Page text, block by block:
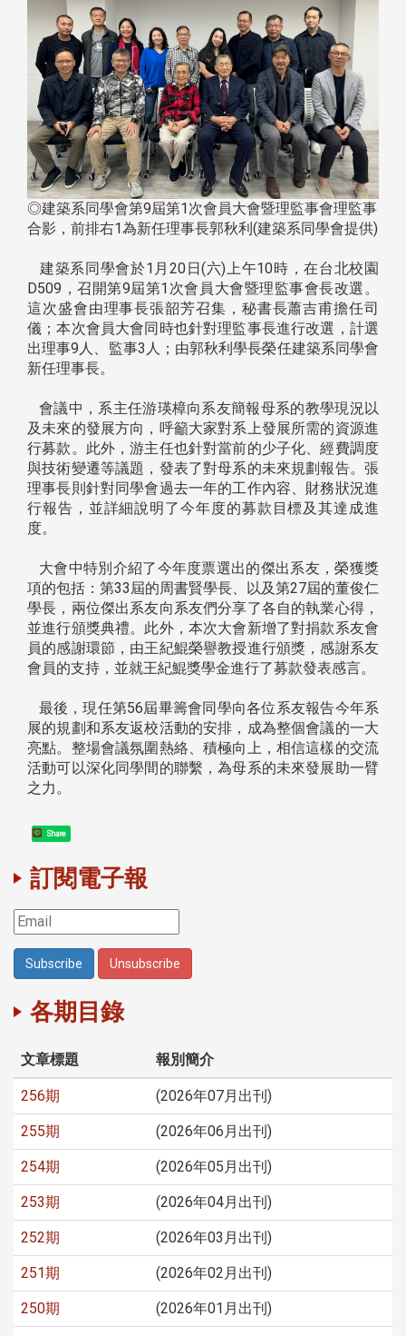
◎建築系同學會第9屆第1次會員大會暨理監事會理監事
合影，前排右1為新任理事長郭秋利(建築系同學會提供)
建築系同學會於1月20日(六)上午10時，在台北校園
D509，召開第9屆第1次會員大會暨理監事會長改選。
這次盛會由理事長張韶芳召集，秘書長蕭吉甫擔任司
儀；本次會員大會同時也針對理監事長進行改選，計選
出理事9人、監事3人；由郭秋利學長榮任建築系同學會
新任理事長。
會議中，系主任游瑛樟向系友簡報母系的教學現況以
及未來的發展方向，呼籲大家對系上發展所需的資源進
行募款。此外，游主任也針對當前的少子化、經費調度
與技術變遷等議題，發表了對母系的未來規劃報告。張
理事長則針對同學會過去一年的工作內容、財務狀況進
行報告，並詳細說明了今年度的募款目標及其達成進
度。
大會中特別介紹了今年度票選出的傑出系友，榮獲獎
項的包括：第33屆的周書賢學長、以及第27屆的董俊仁
學長，兩位傑出系友向系友們分享了各自的執業心得，
並進行頒獎典禮。此外，本次大會新增了對捐款系友會
員的感謝環節，由王紀鯤榮譽教授進行頒獎，感謝系友
會員的支持，並就王紀鯤獎學金進行了募款發表感言。
最後，現任第56屆畢籌會同學向各位系友報告今年系
展的規劃和系友返校活動的安排，成為整個會議的一大
亮點。整場會議氛圍熱絡、積極向上，相信這樣的交流
活動可以深化同學間的聯繫，為母系的未來發展助一臂
之力。
Share
訂閱電子報
各期目錄
文章標題 報別簡介
256期 (2026年07月出刊)
255期 (2026年06月出刊)
254期 (2026年05月出刊)
253期 (2026年04月出刊)
252期 (2026年03月出刊)
251期 (2026年02月出刊)
250期 (2026年01月出刊)